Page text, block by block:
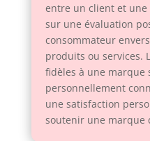
entre un client et une
sur une évaluation
consommateur
produits ou services.
fidèles à une marque
personnellement
une satisfaction
soutenir une marque